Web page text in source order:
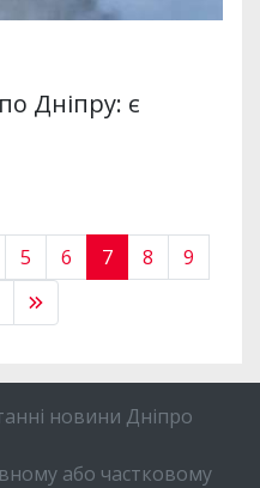
Дніпру: є
5 6 7 8
9
новини Дніпро
або частковому